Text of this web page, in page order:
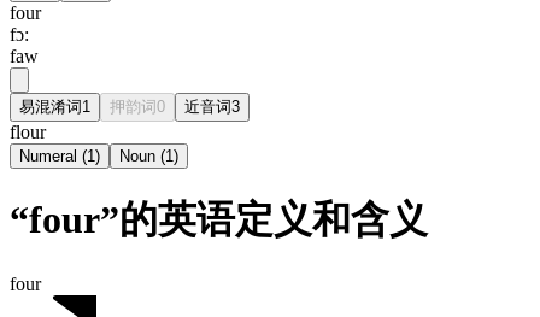
four
fɔ:
faw
易混淆词1 押韵词0 近音词3
flour
Numeral (1) Noun (1)
“four”的英语定义和含义
four